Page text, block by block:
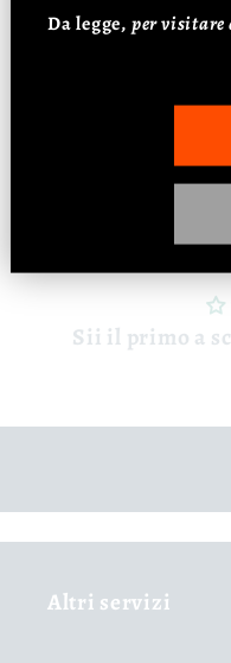
Vitigno:
Affinamento:
Alcol: 12%
Sii il primo a
Altri servizi
Da legge, per visitare